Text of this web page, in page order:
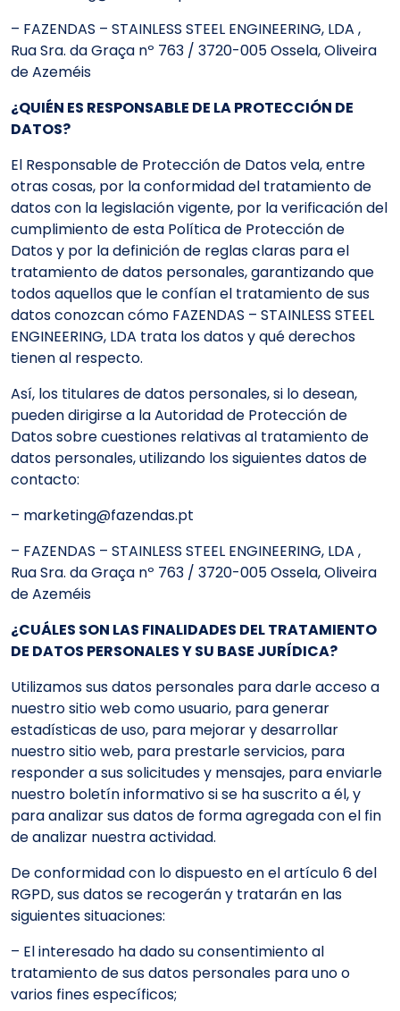
– FAZENDAS – STAINLESS STEEL ENGINEERING, LDA ,
Rua Sra. da Graça nº 763 / 3720-005 Ossela, Oliveira
de Azeméis
¿QUIÉN ES RESPONSABLE DE LA PROTECCIÓN DE
DATOS?
El Responsable de Protección de Datos vela, entre
otras cosas, por la conformidad del tratamiento de
datos con la legislación vigente, por la verificación del
cumplimiento de esta Política de Protección de
Datos y por la definición de reglas claras para el
tratamiento de datos personales, garantizando que
todos aquellos que le confían el tratamiento de sus
datos conozcan cómo FAZENDAS – STAINLESS STEEL
ENGINEERING, LDA trata los datos y qué derechos
tienen al respecto.
Así, los titulares de datos personales, si lo desean,
pueden dirigirse a la Autoridad de Protección de
Datos sobre cuestiones relativas al tratamiento de
datos personales, utilizando los siguientes datos de
contacto:
– marketing@fazendas.pt
– FAZENDAS – STAINLESS STEEL ENGINEERING, LDA ,
Rua Sra. da Graça nº 763 / 3720-005 Ossela, Oliveira
de Azeméis
¿CUÁLES SON LAS FINALIDADES DEL TRATAMIENTO
DE DATOS PERSONALES Y SU BASE JURÍDICA?
Utilizamos sus datos personales para darle acceso a
nuestro sitio web como usuario, para generar
estadísticas de uso, para mejorar y desarrollar
nuestro sitio web, para prestarle servicios, para
responder a sus solicitudes y mensajes, para enviarle
nuestro boletín informativo si se ha suscrito a él, y
para analizar sus datos de forma agregada con el fin
de analizar nuestra actividad.
De conformidad con lo dispuesto en el artículo 6 del
RGPD, sus datos se recogerán y tratarán en las
siguientes situaciones:
– El interesado ha dado su consentimiento al
tratamiento de sus datos personales para uno o
varios fines específicos;